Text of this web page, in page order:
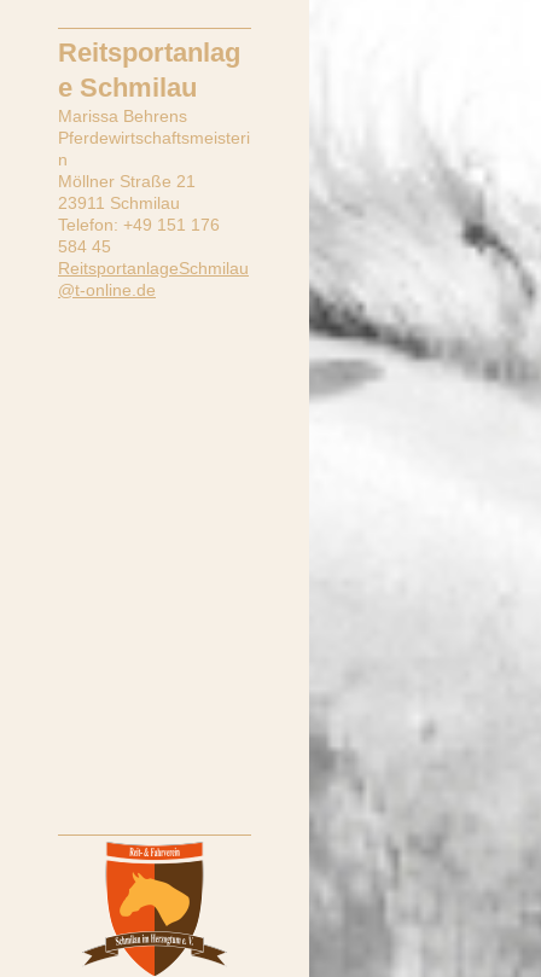
Reitsportanlag
e Schmilau
Marissa Behrens
Pferdewirtschaftsmeisteri
n
Möllner Straße 21
23911 Schmilau
Telefon: +49 151 176
584 45
ReitsportanlageSchmilau
@t-online.de